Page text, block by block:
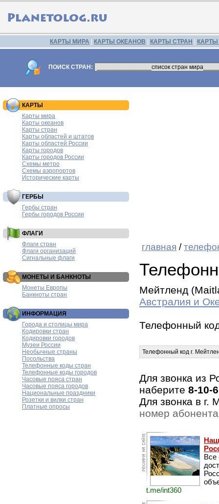
КАРТЫ МИРА КАРТЫ ОКЕАНОВ КАРТЫ СТРАН
ПОИСК СТРАН:
КАРТЫ
Карты мира
Карты океанов
Карты стран
Карты областей и штатов
Карты областей России
Карты городов
Карты городов России
Схемы метро
Схемы аэропортов
Исторические карты
ГЕРБЫ
Гербы стран
Гербы городов России
ФЛАГИ
Флаги стран
Флаги организаций
Сигнальные флаги
МОНЕТЫ И БАНКНОТЫ
Монеты Европы
Банкноты стран
ИНФОРМАЦИЯ
Города и столицы мира
Кодировки стран
Кодировки городов
Музеи России
Необычные страны
Посольства
Телефонные коды стран
Телефонные коды городов
Часовые пояса стран
Часовые пояса городов
Национальные праздники
Розетки и вилки стран
Платные опросы
главная /
Мейтленд
Австралия и
Телефонный
Телефонный код г.
Для звонка из
наберите 8-10-
Для звонка в г.
номер абонента
Все
t.me/int360